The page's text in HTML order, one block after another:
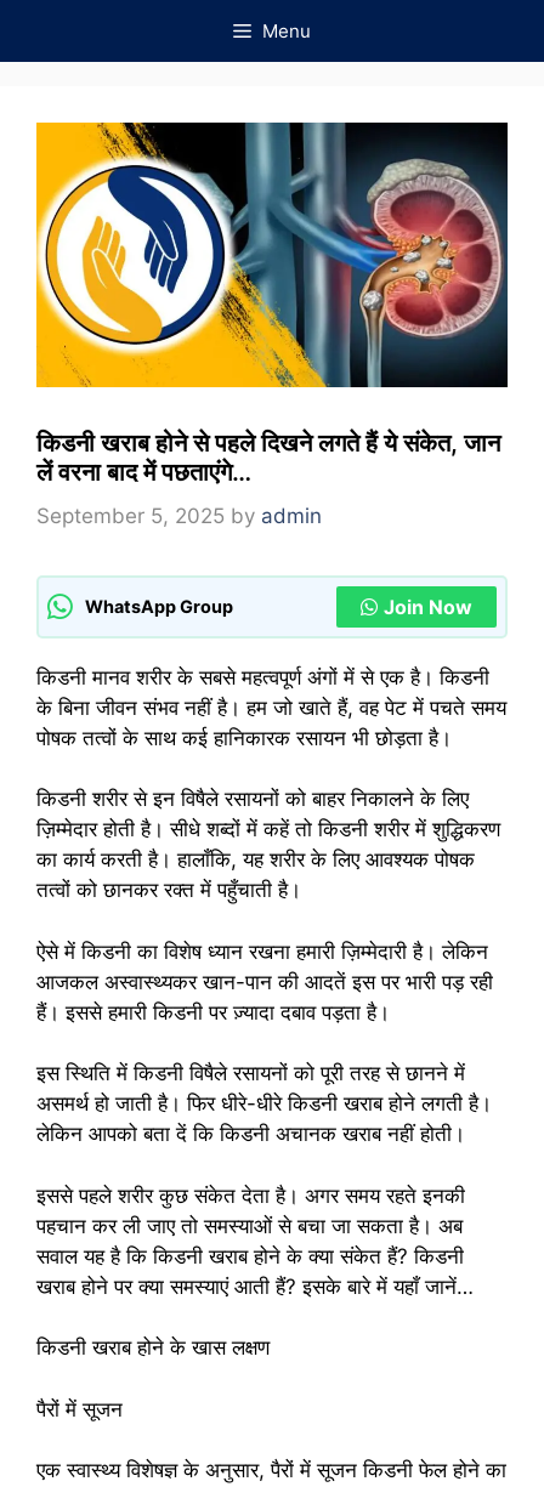
Menu
किडनी खराब होने से पहले दिखने लगते हैं ये संकेत, जान
लें वरना बाद में पछताएंगे…
September 5, 2025 by admin
WhatsApp Group Join Now
किडनी मानव शरीर के सबसे महत्वपूर्ण अंगों में से एक है। किडनी
के बिना जीवन संभव नहीं है। हम जो खाते हैं, वह पेट में पचते समय
पोषक तत्वों के साथ कई हानिकारक रसायन भी छोड़ता है।
किडनी शरीर से इन विषैले रसायनों को बाहर निकालने के लिए
ज़िम्मेदार होती है। सीधे शब्दों में कहें तो किडनी शरीर में शुद्धिकरण
का कार्य करती है। हालाँकि, यह शरीर के लिए आवश्यक पोषक
तत्वों को छानकर रक्त में पहुँचाती है।
ऐसे में किडनी का विशेष ध्यान रखना हमारी ज़िम्मेदारी है। लेकिन
आजकल अस्वास्थ्यकर खान-पान की आदतें इस पर भारी पड़ रही
हैं। इससे हमारी किडनी पर ज़्यादा दबाव पड़ता है।
इस स्थिति में किडनी विषैले रसायनों को पूरी तरह से छानने में
असमर्थ हो जाती है। फिर धीरे-धीरे किडनी खराब होने लगती है।
लेकिन आपको बता दें कि किडनी अचानक खराब नहीं होती।
इससे पहले शरीर कुछ संकेत देता है। अगर समय रहते इनकी
पहचान कर ली जाए तो समस्याओं से बचा जा सकता है। अब
सवाल यह है कि किडनी खराब होने के क्या संकेत हैं? किडनी
खराब होने पर क्या समस्याएं आती हैं? इसके बारे में यहाँ जानें…
किडनी खराब होने के खास लक्षण
पैरों में सूजन
एक स्वास्थ्य विशेषज्ञ के अनुसार, पैरों में सूजन किडनी फेल होने का